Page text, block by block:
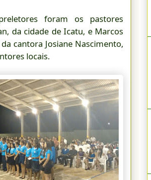
foram os pastores
da cidade de Icatu, e Marcos
cantora Josiane Nascimento,
locais.